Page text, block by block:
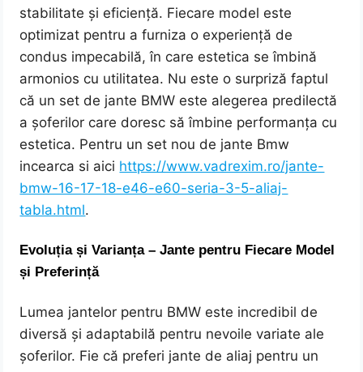
stabilitate și eficiență. Fiecare model este
optimizat pentru a furniza o experiență de
condus impecabilă, în care estetica se îmbină
armonios cu utilitatea. Nu este o surpriză faptul
că un set de jante BMW este alegerea predilectă
a șoferilor care doresc să îmbine performanța cu
estetica. Pentru un set nou de jante Bmw
incearca si aici https://www.vadrexim.ro/jante-
bmw-16-17-18-e46-e60-seria-3-5-aliaj-
tabla.html.
Evoluția și Varianța – Jante pentru Fiecare Model
și Preferință
Lumea jantelor pentru BMW este incredibil de
diversă și adaptabilă pentru nevoile variate ale
șoferilor. Fie că preferi jante de aliaj pentru un